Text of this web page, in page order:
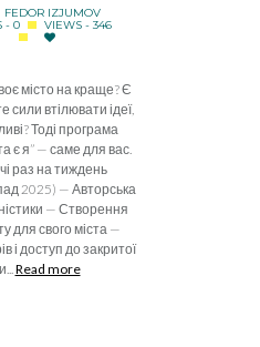
FEDOR IZJUMOV
- 0
VIEWS - 346
місто на краще? Є
сили втілювати ідеї,
Тоді програма
є я” — саме для вас.
раз на тиждень
2025) — Авторська
— Створення
для свого міста —
і доступ до закритої
Read more